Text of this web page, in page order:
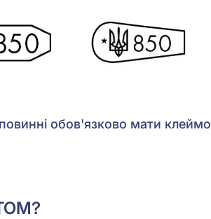
обов'язково мати клеймо